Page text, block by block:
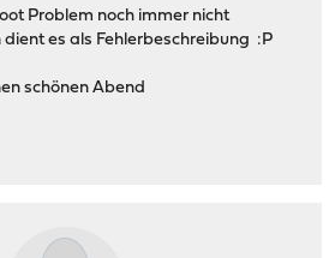
Problem noch immer nicht
dient es als Fehlerbeschreibung :P
schönen Abend